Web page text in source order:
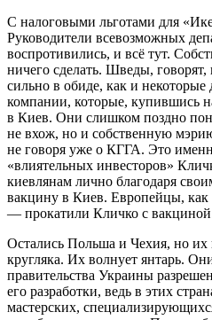
С налоговыми льготами для
Руководители всевозможных
воспротивились, и всё тут.
ничего сделать. Шведы,
сильно в обиде, как и некоторые
компании, которые, купившись
в Киев. Они слишком поздно
не вхож, но и собственную
не говоря уже о КГГА. Это
«влиятельных инвесторов»
киевлянам лично благодаря
вакцину в Киев. Европейцы, как
― прокатили Кличко с
Остались Польша и Чехия, но их
кругляка. Их волнует янтарь.
правительства Украины
его разработки, ведь в этих
мастерских,